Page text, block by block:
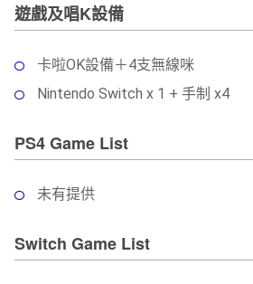
遊戲及唱K設備
卡啦OK設備＋4支無線咪
Nintendo Switch x 1 + 手制 x4
PS4 Game List
未有提供
Switch Game List